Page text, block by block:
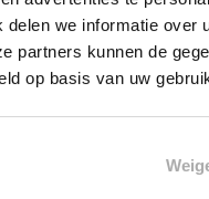
we informatie
partners kunnen de
op basis van uw
Dit is de draagkracht
per
valt de
u even contact met